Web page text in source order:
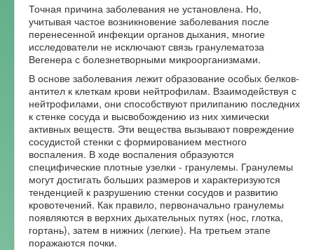
Точная причина заболевания не установлена. Но,
учитывая частое возникновение заболевания после
перенесенной инфекции органов дыхания, многие
исследователи не исключают связь гранулематоза
Вегенера с болезнетворными микроорганизмами.
В основе заболевания лежит образование особых белков-
антител к клеткам крови нейтрофилам. Взаимодействуя с
нейтрофилами, они способствуют прилипанию последних
к стенке сосуда и высвобождению из них химически
активных веществ. Эти вещества вызывают повреждение
сосудистой стенки с формированием местного
воспаления. В ходе воспаления образуются
специфические плотные узелки - гранулемы. Гранулемы
могут достигать больших размеров и характеризуются
тенденцией к разрушению стенки сосудов и развитию
кровотечений. Как правило, первоначально гранулемы
появляются в верхних дыхательных путях (нос, глотка,
гортань), затем в нижних (легкие). На третьем этапе
поражаются почки.